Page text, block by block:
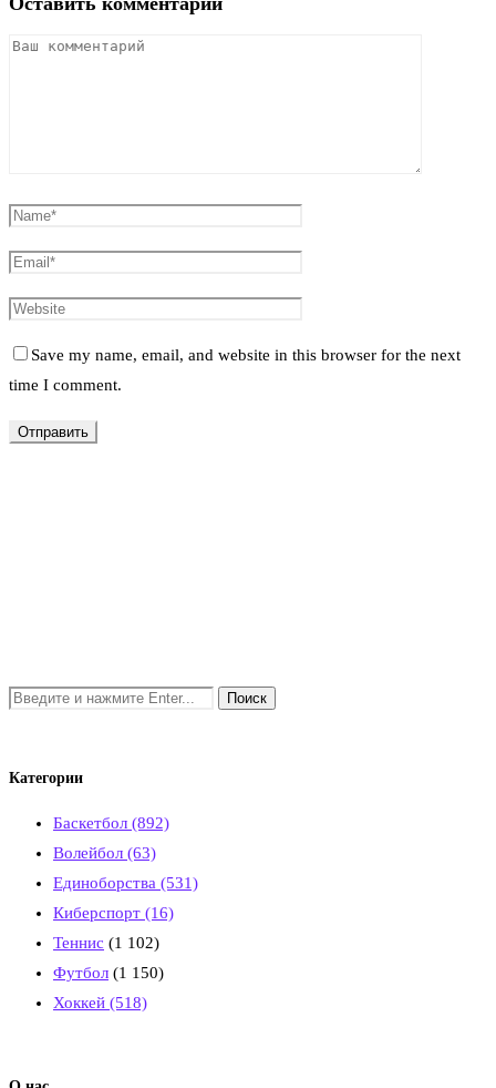
Save my name, email, and website in this browser for the next
time I comment.
Категории
Баскетбол (892)
Волейбол (63)
Единоборства (531)
Киберспорт (16)
Теннис (1 102)
Футбол (1 150)
Хоккей (518)